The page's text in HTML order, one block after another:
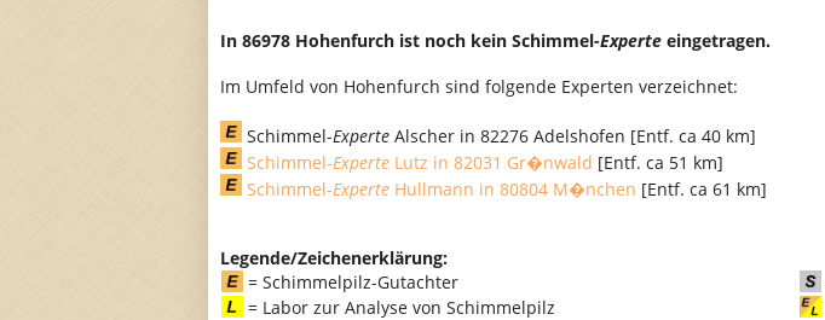
In 86978 Hohenfurch ist noch kein Schimmel-Experte eingetragen.
Im Umfeld von Hohenfurch sind folgende Experten verzeichnet:
Schimmel-Experte Alscher in 82276 Adelshofen [Entf. ca 40 km]
Schimmel-Experte Lutz in 82031 Gr�nwald [Entf. ca 51 km]
Schimmel-Experte Hullmann in 80804 M�nchen [Entf. ca 61 km]
Legende/Zeichenerklärung:
= Schimmelpilz-Gutachter
= Labor zur Analyse von Schimmelpilz